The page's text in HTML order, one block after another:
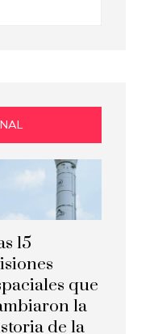
15
que
la
de la